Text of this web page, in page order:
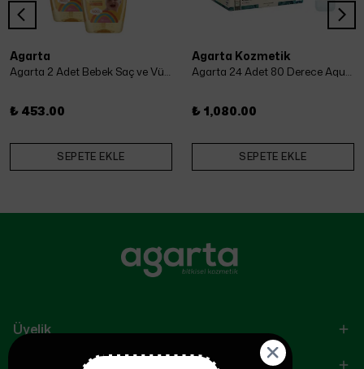
Agarta
Agarta 2 Adet Bebek Saç ve Vücut Şampuanı 500 Ml x 2 Adet
₺ 453.00
SEPETE EKLE
Agarta Kozmetik
Agarta 24 Adet 80 Derece Aqua Kolonya 50 ml
₺ 1,080.00
SEPETE EKLE
Üyelik